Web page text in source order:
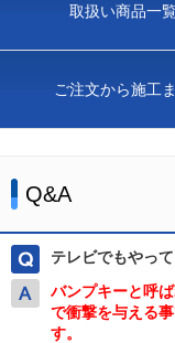
取扱い商品一
ご注文から施工
Q&A
テレビでもやっ
バンプキーと呼
で衝撃を与える
す。